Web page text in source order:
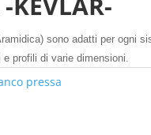
sono adatti per ogni
e profili di varie dimensioni.
pressa